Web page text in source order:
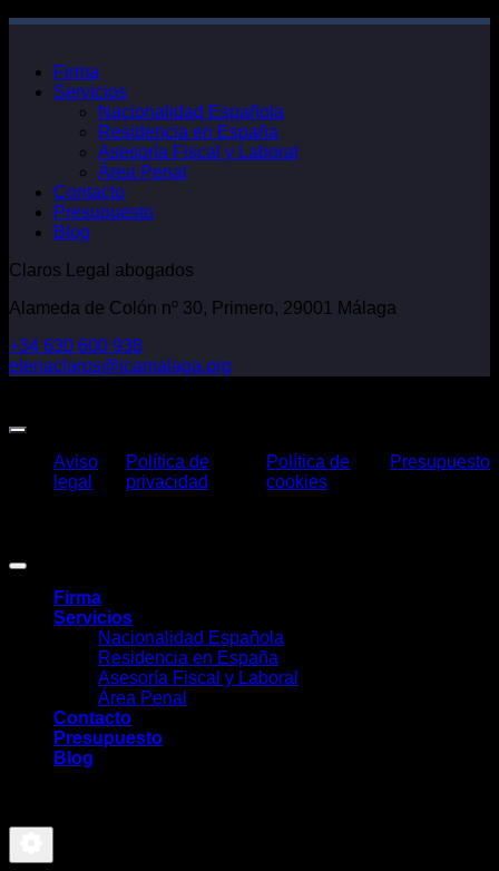
Firma
Servicios
Nacionalidad Española
Residencia en España
Asesoría Fiscal y Laboral
Área Penal
Contacto
Presupuesto
Blog
Claros Legal abogados
Alameda de Colón nº 30, Primero, 29001 Málaga
+34 630 600 938
elenaclaros@icamalaga.org
Aviso
legal
Política de
privacidad
Política de
cookies
Presupuesto
Firma
Servicios
Nacionalidad Española
Residencia en España
Asesoría Fiscal y Laboral
Área Penal
Contacto
Presupuesto
Blog